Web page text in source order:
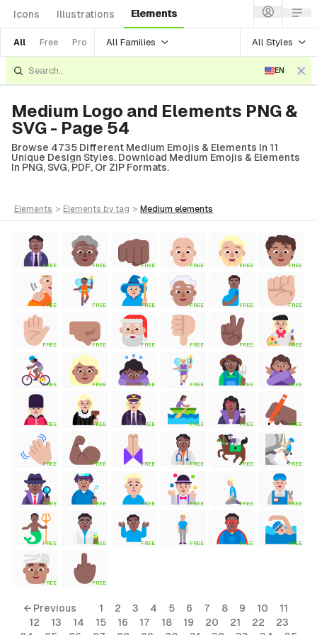
Icons Illustrations Elements
All Free Pro All Families All Styles
EN
Medium Logo and Elements PNG &
SVG - Page 54
Browse 4735 Different Medium Emojis & Elements In 11
Unique Design Styles. Download Medium Emojis & Elements
In PNG, SVG, PDF, Or ZIP Formats.
elements > elements by tag > medium elements
FREE FREE FREE FREE FREE FREE
FREE FREE FREE FREE FREE FREE
FREE FREE FREE FREE FREE FREE
FREE FREE FREE FREE FREE FREE
FREE FREE FREE FREE FREE FREE
FREE FREE FREE FREE FREE FREE
FREE FREE FREE FREE FREE FREE
FREE FREE FREE FREE FREE FREE
FREE FREE
← Previous 1 2 3 4 5 6 7 8 9 10
11
12
13 14 15 16 17 18 19 20 21 22
23